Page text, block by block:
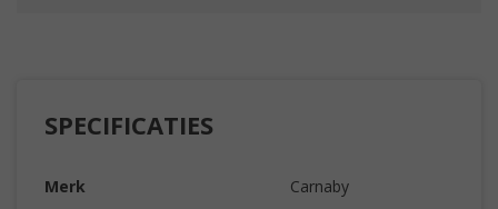
SPECIFICATIES
Merk
Carnaby